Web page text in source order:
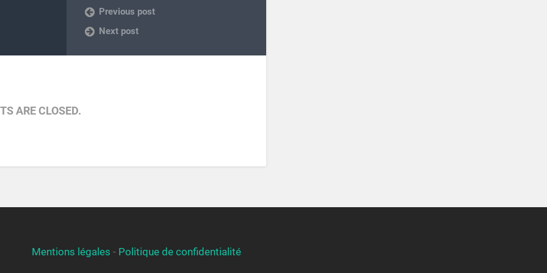
Previous post
Next post
ARE CLOSED.
Mentions légales - Politique de confidentialité